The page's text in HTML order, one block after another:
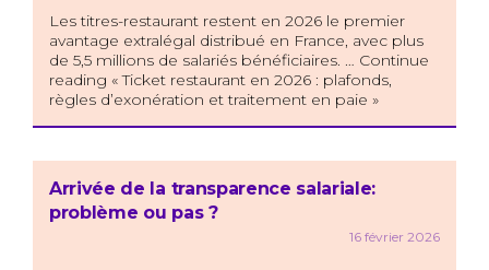
Les titres-restaurant restent en 2026 le premier
avantage extralégal distribué en France, avec plus
de 5,5 millions de salariés bénéficiaires. … Continue
reading « Ticket restaurant en 2026 : plafonds,
règles d’exonération et traitement en paie »
Arrivée de la transparence salariale:
problème ou pas ?
16 février 2026